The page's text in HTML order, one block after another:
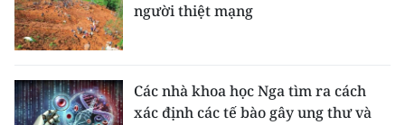
người thiệt mạng
Các nhà khoa học Nga tìm ra cách
xác định các tế bào gây ung thư và